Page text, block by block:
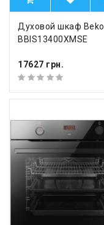
Духовой шкаф Beko
BBIS13400XMSE
17627 грн.